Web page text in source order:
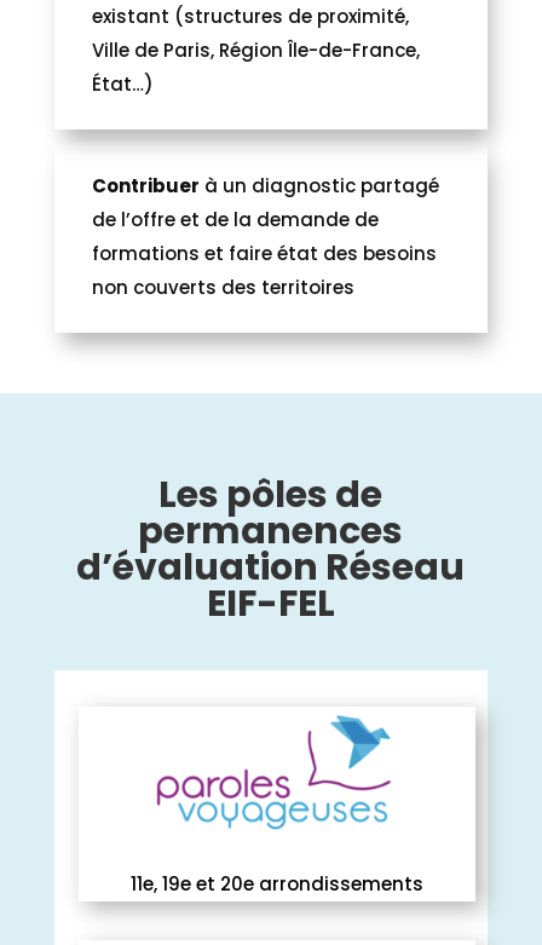
existant (structures de proximité,
Ville de Paris, Région Île-de-France,
État…)
Contribuer à un diagnostic partagé
de l’offre et de la demande de
formations et faire état des besoins
non couverts des territoires
Les pôles de
permanences
d’évaluation Réseau
EIF-FEL
11e, 19e et 20e arrondissements